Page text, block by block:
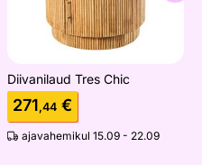
Diivanilaud Tres Chic
271,44 €
ajavahemikul 15.09 - 22.09